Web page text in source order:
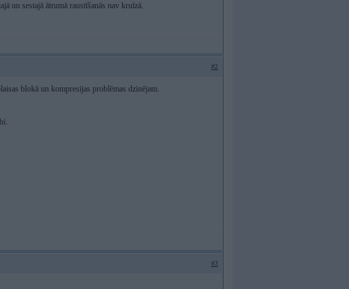
un sestajā ātrumā raustīšanās nav kruīzā.
#2
blokā un kompresijas problēmas dzinējam.
#3